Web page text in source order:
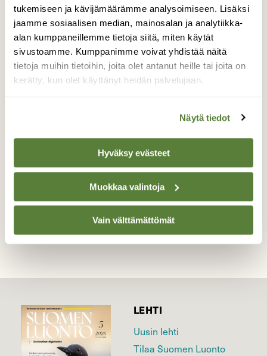
tukemiseen ja kävijämäärämme analysoimiseen. Lisäksi
jaamme sosiaalisen median, mainosalan ja analytiikka-
alan kumppaneillemme tietoja siitä, miten käytät
sivustoamme. Kumppanimme voivat yhdistää näitä
tietoja muihin tietoihin, joita olet antanut heille tai joita on
kerätty, kun olet käyttänyt heidän palvelujaan.
Näytä tiedot
Hyväksy evästeet
Muokkaa valintoja
Vain välttämättömät
Komea pörriäinen
horsmankukassa
Katselin ja kuvasin tätä komeaa "pörriäistä"
joka liikkui horsmankukassa. En tunnistanut
sitä. Karvat olivat kauniin punaruskeita ja
7.7.2018
LEHTI
Uusin lehti
Tilaa Suomen Luonto